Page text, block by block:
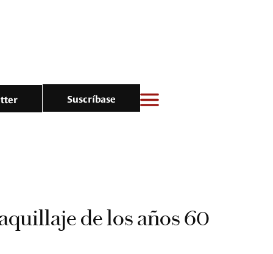
Suscríbase
de los años 60